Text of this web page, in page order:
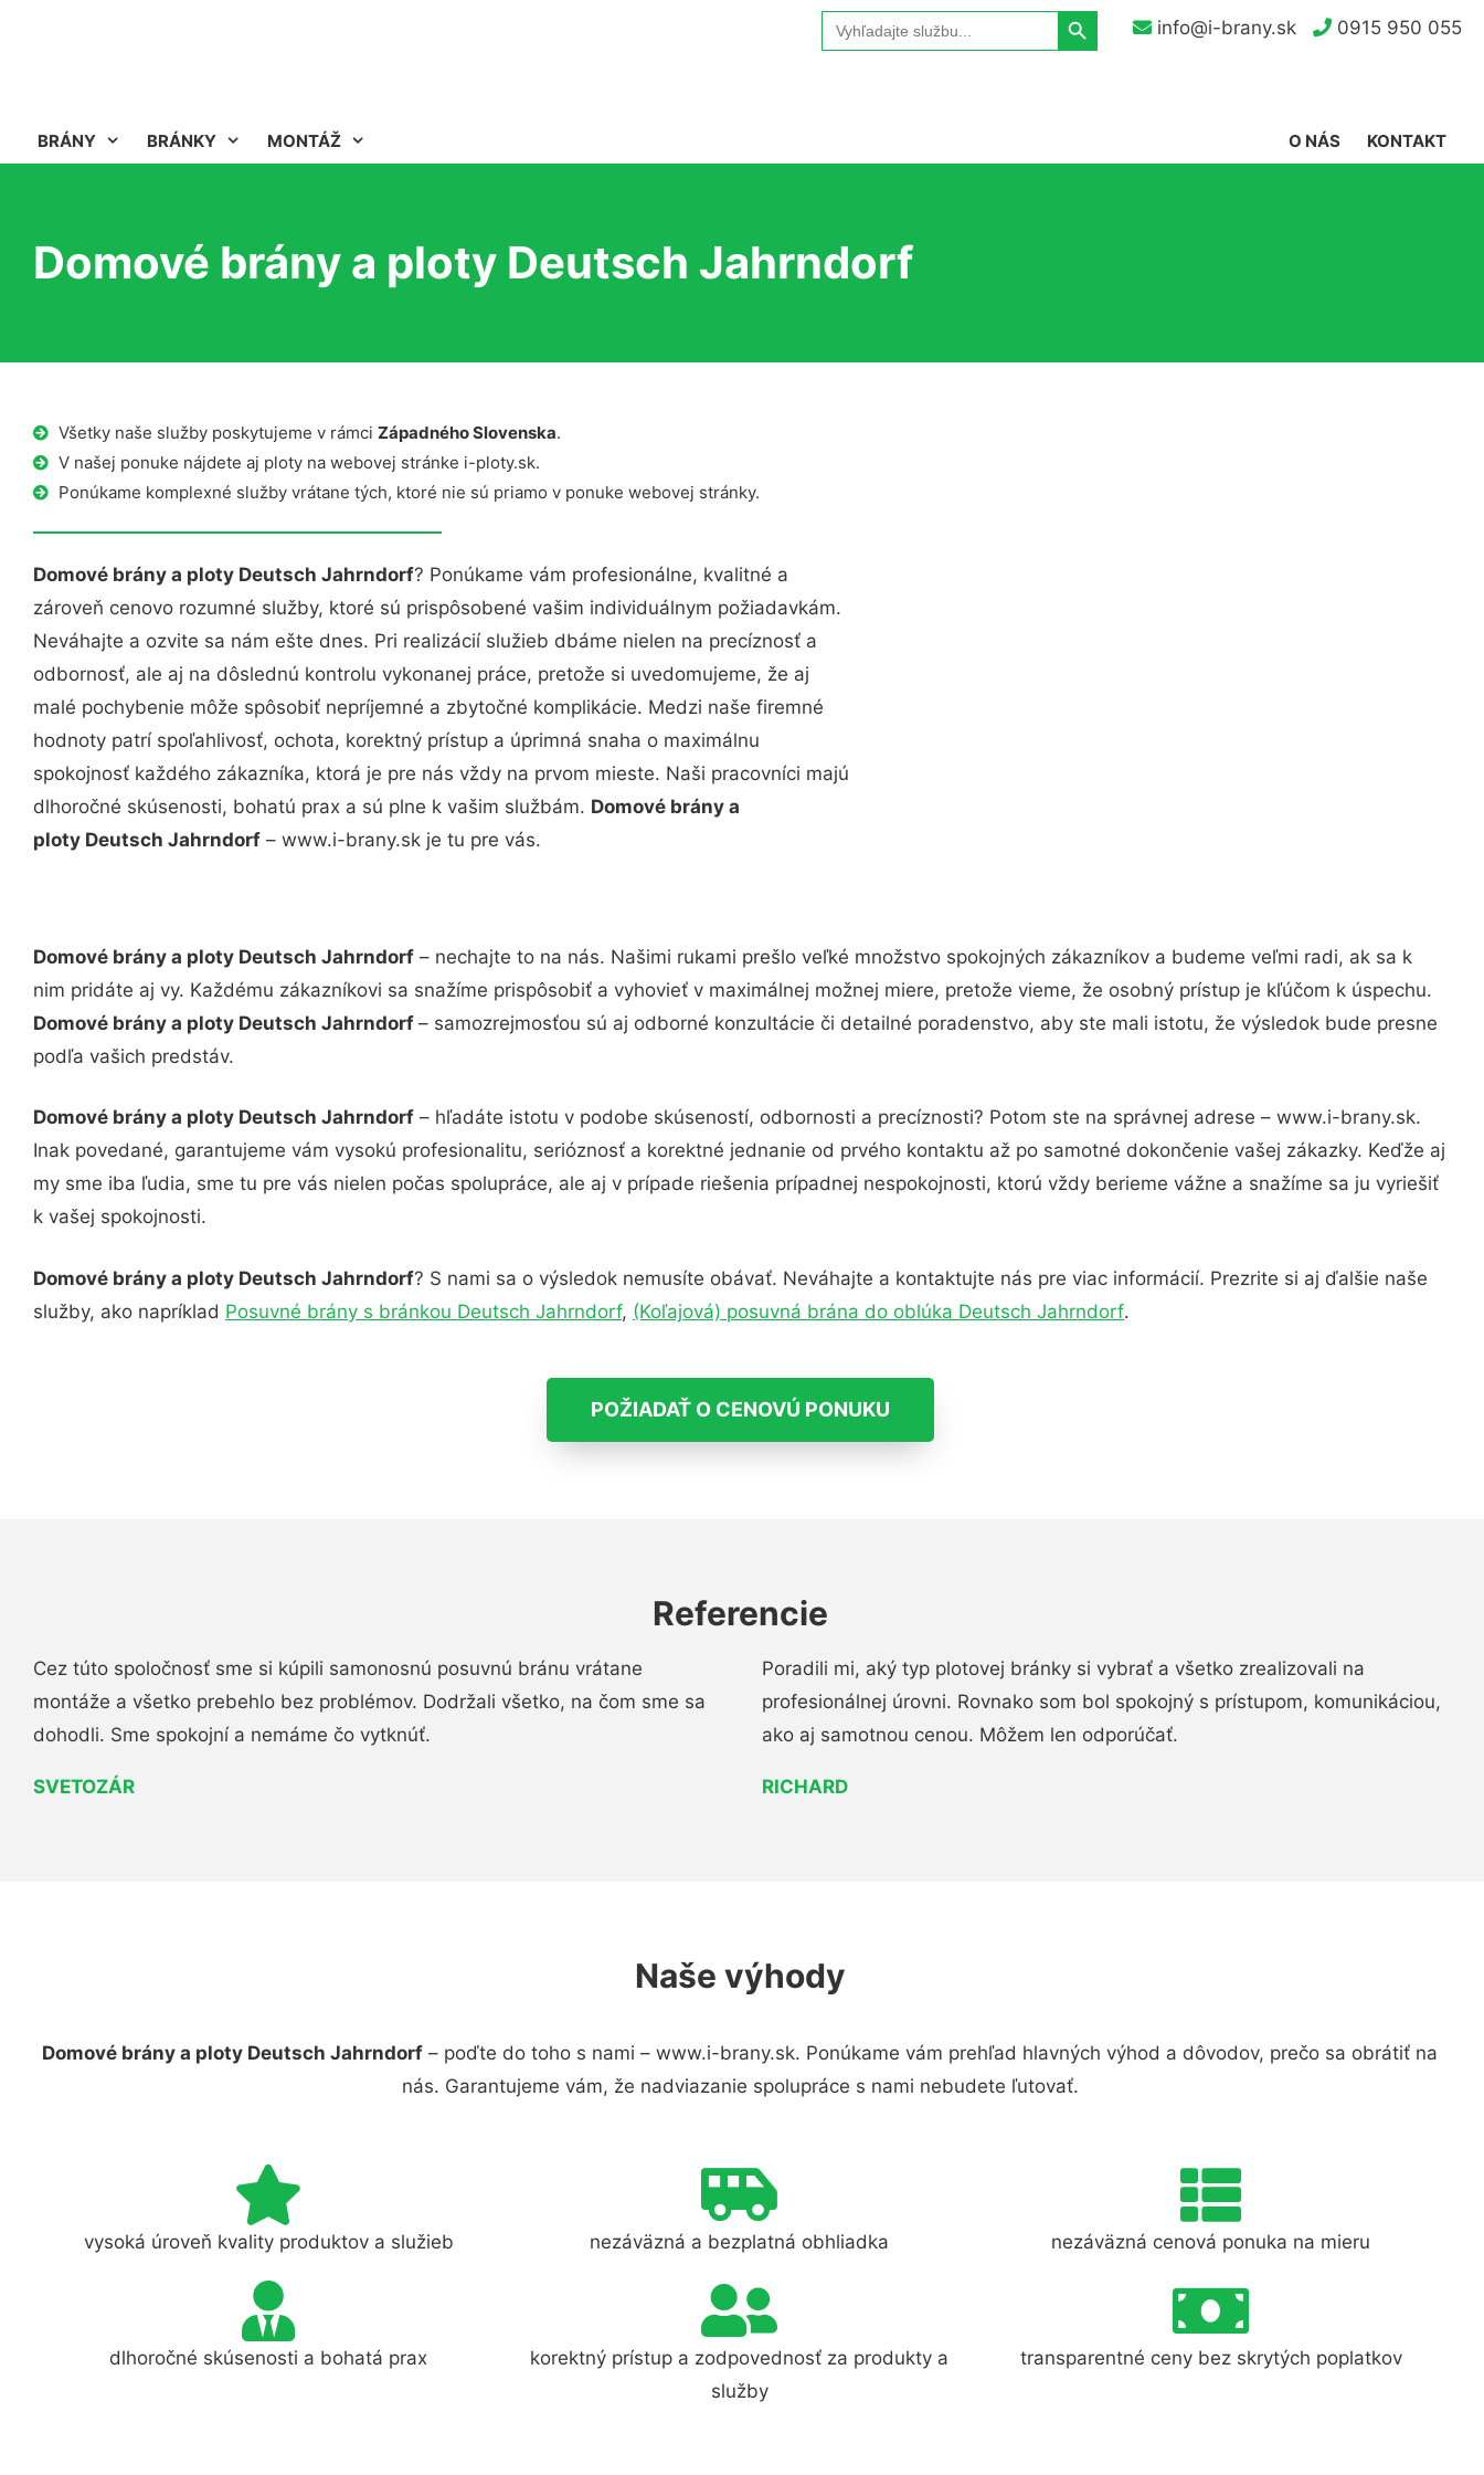
info@i-brany.sk 0915 950 055
Search
for:
Search Button
BRÁNY BRÁNKY MONTÁŽ KONTAKT
O NÁS
Domové brány a ploty Deutsch Jahrndorf
Všetky naše služby poskytujeme v rámci Západného Slovenska.
V našej ponuke nájdete aj ploty na webovej stránke i-ploty.sk.
Ponúkame komplexné služby vrátane tých, ktoré nie sú priamo v ponuke webovej stránky.
Domové brány a ploty Deutsch Jahrndorf? Ponúkame vám profesionálne, kvalitné a
zároveň cenovo rozumné služby, ktoré sú prispôsobené vašim individuálnym požiadavkám.
Neváhajte a ozvite sa nám ešte dnes. Pri realizácií služieb dbáme nielen na precíznosť a
odbornosť, ale aj na dôslednú kontrolu vykonanej práce, pretože si uvedomujeme, že aj
malé pochybenie môže spôsobiť nepríjemné a zbytočné komplikácie. Medzi naše firemné
hodnoty patrí spoľahlivosť, ochota, korektný prístup a úprimná snaha o maximálnu
spokojnosť každého zákazníka, ktorá je pre nás vždy na prvom mieste. Naši pracovníci majú
dlhoročné skúsenosti, bohatú prax a sú plne k vašim službám. Domové brány a
ploty Deutsch Jahrndorf – www.i-brany.sk je tu pre vás.
Domové brány a ploty Deutsch Jahrndorf – nechajte to na nás. Našimi rukami prešlo veľké množstvo spokojných zákazníkov a budeme veľmi radi, ak sa k
nim pridáte aj vy. Každému zákazníkovi sa snažíme prispôsobiť a vyhovieť v maximálnej možnej miere, pretože vieme, že osobný prístup je kľúčom k úspechu.
Domové brány a ploty Deutsch Jahrndorf – samozrejmosťou sú aj odborné konzultácie či detailné poradenstvo, aby ste mali istotu, že výsledok bude presne
podľa vašich predstáv.
Domové brány a ploty Deutsch Jahrndorf – hľadáte istotu v podobe skúseností, odbornosti a precíznosti? Potom ste na správnej adrese – www.i-brany.sk.
Inak povedané, garantujeme vám vysokú profesionalitu, serióznosť a korektné jednanie od prvého kontaktu až po samotné dokončenie vašej zákazky. Keďže aj
my sme iba ľudia, sme tu pre vás nielen počas spolupráce, ale aj v prípade riešenia prípadnej nespokojnosti, ktorú vždy berieme vážne a snažíme sa ju vyriešiť
k vašej spokojnosti.
Domové brány a ploty Deutsch Jahrndorf? S nami sa o výsledok nemusíte obávať. Neváhajte a kontaktujte nás pre viac informácií. Prezrite si aj ďalšie naše
služby, ako napríklad Posuvné brány s bránkou Deutsch Jahrndorf, (Koľajová) posuvná brána do oblúka Deutsch Jahrndorf.
POŽIADAŤ O CENOVÚ PONUKU
Referencie
Cez túto spoločnosť sme si kúpili samonosnú posuvnú bránu vrátane
montáže a všetko prebehlo bez problémov. Dodržali všetko, na čom sme sa
dohodli. Sme spokojní a nemáme čo vytknúť.
SVETOZÁR
Poradili mi, aký typ plotovej bránky si vybrať a všetko zrealizovali na
profesionálnej úrovni. Rovnako som bol spokojný s prístupom, komunikáciou,
ako aj samotnou cenou. Môžem len odporúčať.
RICHARD
Naše výhody
Domové brány a ploty Deutsch Jahrndorf – poďte do toho s nami – www.i-brany.sk. Ponúkame vám prehľad hlavných výhod a dôvodov, prečo sa obrátiť na
nás. Garantujeme vám, že nadviazanie spolupráce s nami nebudete ľutovať.
vysoká úroveň kvality produktov a služieb nezáväzná a bezplatná obhliadka nezáväzná cenová ponuka na mieru
dlhoročné skúsenosti a bohatá prax
korektný prístup a zodpovednosť za produkty a
služby
transparentné ceny bez skrytých poplatkov